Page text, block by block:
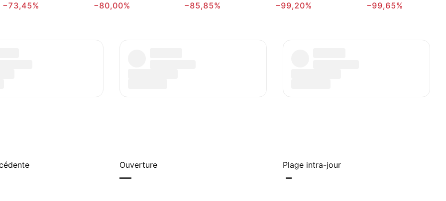
−73,45%
−80,00%
−85,85%
−99,20%
−99,65%
Ouverture
—
Plage intra-jour
–